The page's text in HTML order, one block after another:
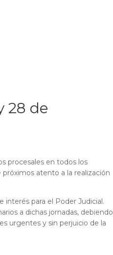
28 de
procesales en todos los
atento a la realización
interés para el Poder Judicial.
a dichas jornadas, debiendo
urgentes y sin perjuicio de la